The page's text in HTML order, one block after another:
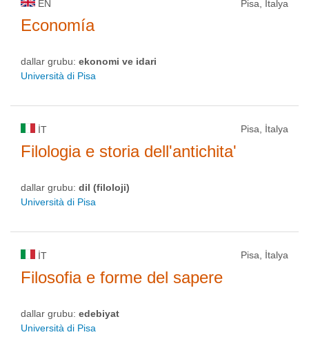
EN Pisa, İtalya
Economía
dallar grubu: ekonomi ve idari
Università di Pisa
IT Pisa, İtalya
Filologia e storia dell'antichita'
dallar grubu: dil (filoloji)
Università di Pisa
IT Pisa, İtalya
Filosofia e forme del sapere
dallar grubu: edebiyat
Università di Pisa